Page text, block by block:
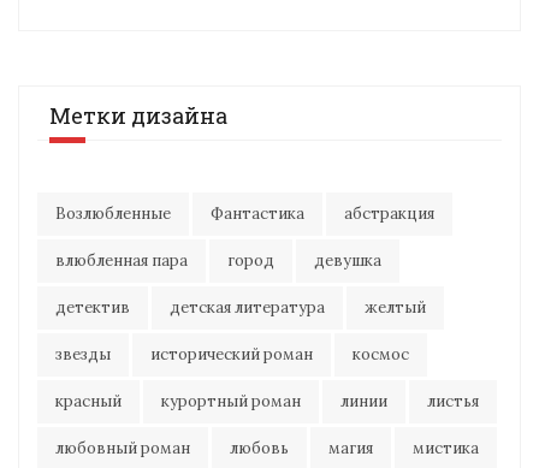
Метки дизайна
Возлюбленные Фантастика абстракция
влюбленная пара город девушка
детектив детская литература желтый
звезды исторический роман космос
красный курортный роман линии листья
любовный роман любовь магия мистика